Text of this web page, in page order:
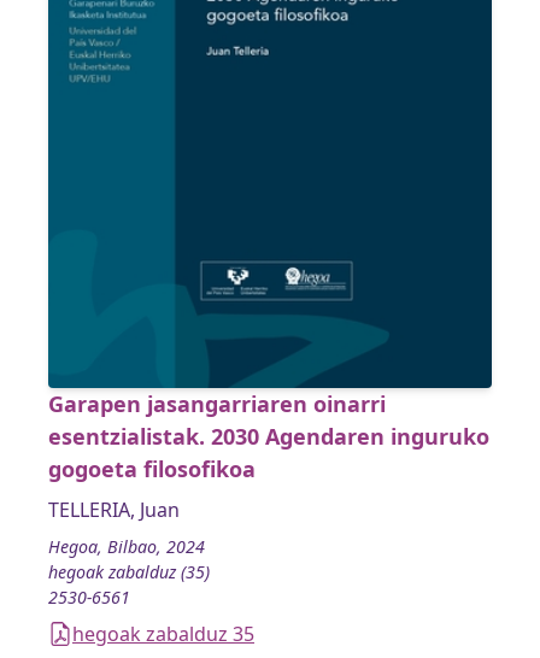
Garapen jasangarriaren oinarri
esentzialistak. 2030 Agendaren inguruko
gogoeta filosofikoa
TELLERIA, Juan
Hegoa, Bilbao, 2024
hegoak zabalduz (35)
2530-6561
hegoak zabalduz 35